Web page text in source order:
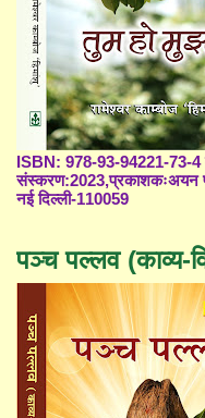
ISBN: 978-93-94221-73-4
संस्करण:2023,प्रकाशकःअयन
नई दिल्ली-110059
पञ्च पल्लव (काव्य-